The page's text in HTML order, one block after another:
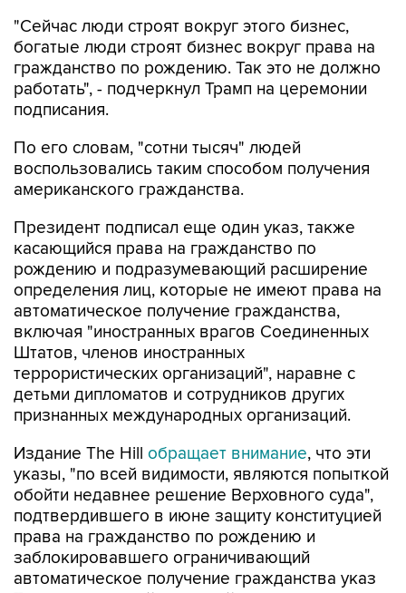
"Сейчас люди строят вокруг этого бизнес,
богатые люди строят бизнес вокруг права на
гражданство по рождению. Так это не должно
работать", - подчеркнул Трамп на церемонии
подписания.
По его словам, "сотни тысяч" людей
воспользовались таким способом получения
американского гражданства.
Президент подписал еще один указ, также
касающийся права на гражданство по
рождению и подразумевающий расширение
определения лиц, которые не имеют права на
автоматическое получение гражданства,
включая "иностранных врагов Соединенных
Штатов, членов иностранных
террористических организаций", наравне с
детьми дипломатов и сотрудников других
признанных международных организаций.
Издание The Hill обращает внимание, что эти
указы, "по всей видимости, являются попыткой
обойти недавнее решение Верховного суда",
подтвердившего в июне защиту конституцией
права на гражданство по рождению и
заблокировавшего ограничивающий
автоматическое получение гражданства указ